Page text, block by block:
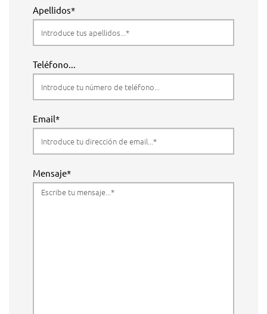
Apellidos*
Teléfono...
Email*
Mensaje*